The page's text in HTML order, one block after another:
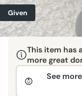
Given
This item has
more great
See